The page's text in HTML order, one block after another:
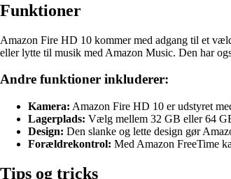
Funktioner
Amazon Fire HD 10 kommer med adgang til et
eller lytte til musik med Amazon Music. Den har
Andre funktioner inkluderer:
Kamera: Amazon Fire HD 10 er udstyret
Lagerplads: Vælg mellem 32 GB eller 64
Design: Den slanke og lette design gør
Forældrekontrol: Med Amazon FreeTime
Tips og tricks